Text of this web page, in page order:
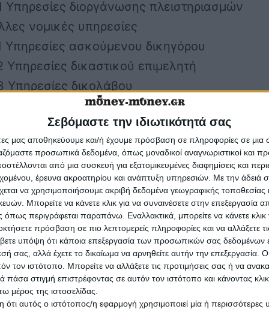
Σεβόμαστε την ιδιωτικότητά σας
μας αποθηκεύουμε και/ή έχουμε πρόσβαση σε πληροφορίες σε
προσωπικά δεδομένα, όπως μοναδικοί αναγνωριστικοί και
από μια συσκευή για εξατομικευμένες διαφημίσεις και
έρευνα ακροατηρίου και ανάπτυξη υπηρεσιών. Με την άδειά
να χρησιμοποιήσουμε ακριβή δεδομένα γεωγραφικής τοποθεσίας
Μπορείτε να κάνετε κλικ για να συναινέσετε στην επεξεργασία
περιγράφεται παραπάνω. Εναλλακτικά, μπορείτε να κάνετε κλικ
πρόσβαση σε πιο λεπτομερείς πληροφορίες και να αλλάξετε
υπόψη ότι κάποια επεξεργασία των προσωπικών σας δεδομένων
σας, αλλά έχετε το δικαίωμα να αρνηθείτε αυτήν την επεξεργασία.
τον ιστότοπο. Μπορείτε να αλλάξετε τις προτιμήσεις σας ή να
στιγμή επιστρέφοντας σε αυτόν τον ιστότοπο και κάνοντας
μέρος της ιστοσελίδας.
αυτός ο ιστότοπος/η εφαρμογή χρησιμοποιεί μία ή περισσότερες
Υπηρεσίες διοργάνωσης πλειστηριασμών
νομικές υπηρεσίες
Υπηρεσίες ασκούμενου δικηγόρου
Υπηρεσίες δικαστικού επιμελητή
Υπηρεσίες δικολάβου
Υπηρεσίες μεσεγγύησης και συμβιβασμού
λογιστικής, τήρησης βιβλίων και
ελέγχου· παροχή φορολογικών συμβουλών
οικονομικού ελέγχου
Υπηρεσίες ορκωτού ελεγκτή
Υπηρεσίες ορκωτού λογιστή
υπηρεσίες
λογιστικής επαλήθευσης
σύνταξης οικονομικών
Υπηρεσίες λογιστή για σύνταξη